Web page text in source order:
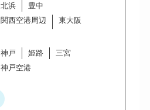
北浜
豊中
関西空港周辺
東大阪
神戸 姫路
三宮
神戸空港